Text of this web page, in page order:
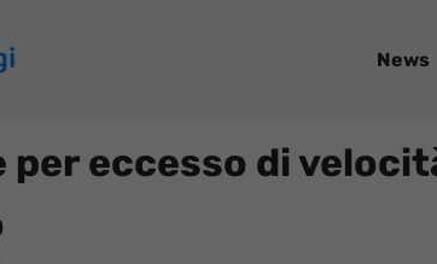
News
per eccesso di